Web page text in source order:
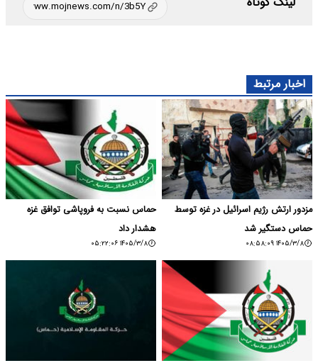
اخبار مرتبط
مزدور ارتش رژیم اسرائیل در غزه توسط
حماس دستگیر شد
۱۴۰۵/۳/۸ ۰۸:۵۸:۰۹
حماس نسبت به فروپاشی توافق غزه
هشدار داد
۱۴۰۵/۳/۸ ۰۵:۲۲:۰۶